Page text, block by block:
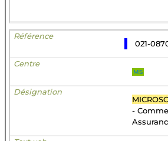
021-
MS
-